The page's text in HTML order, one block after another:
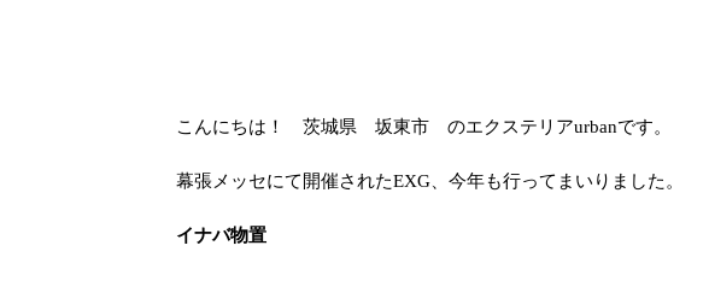
こんにちは！ 茨城県 坂東市 のエクステリアurbanです。
幕張メッセにて開催されたEXG、今年も行ってまいりました。
イナバ物置